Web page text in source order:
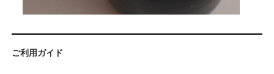
ご利用ガイド